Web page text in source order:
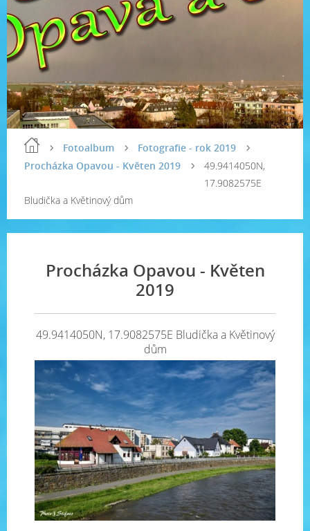
Fotoalbum
Fotografie - rok 2019
Procházka Opavou - Květen 2019
49.9414050N,
17.9082575E
Bludička a Květinový dům
Procházka Opavou - Květen
2019
49.9414050N, 17.9082575E Bludička a Květinový
dům